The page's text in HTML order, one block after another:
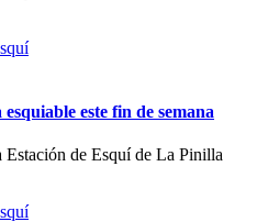
este fin de semana